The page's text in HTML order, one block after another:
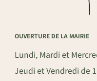
OUVERTURE DE LA MAIRIE
Lundi, Mardi et
Jeudi et Vendredi de